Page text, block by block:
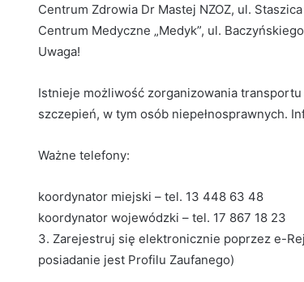
Centrum Zdrowia Dr Mastej NZOZ, ul.
Centrum Medyczne „Medyk”, ul.
Uwaga!
Istnieje możliwość zorganizowania
szczepień, w tym osób niepełnosprawnych.
Ważne telefony:
koordynator miejski – tel. 13 448 63 48
koordynator wojewódzki – tel. 17 867 18 23
3. Zarejestruj się elektronicznie poprzez e-
posiadanie jest Profilu Zaufanego)